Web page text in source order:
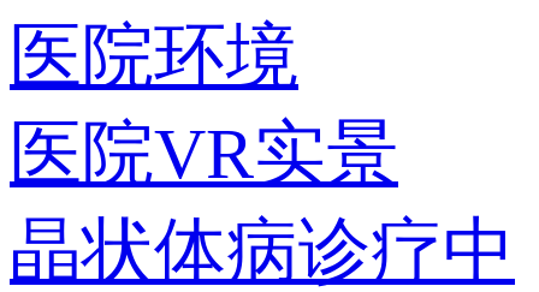
医院环境
医院VR实景
晶状体病诊疗中